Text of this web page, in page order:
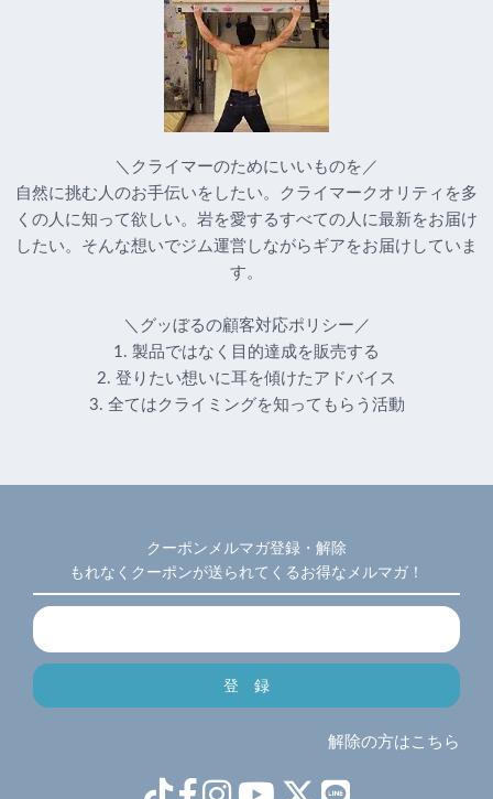
＼クライマーのためにいいものを／
自然に挑む人のお手伝いをしたい。クライマークオリティを多
くの人に知って欲しい。岩を愛するすべての人に最新をお届け
したい。そんな想いでジム運営しながらギアをお届けしていま
す。
＼グッぼるの顧客対応ポリシー／
1. 製品ではなく目的達成を販売する
2. 登りたい想いに耳を傾けたアドバイス
3. 全てはクライミングを知ってもらう活動
クーポンメルマガ登録・解除
もれなくクーポンが送られてくるお得なメルマガ！
解除の方はこちら